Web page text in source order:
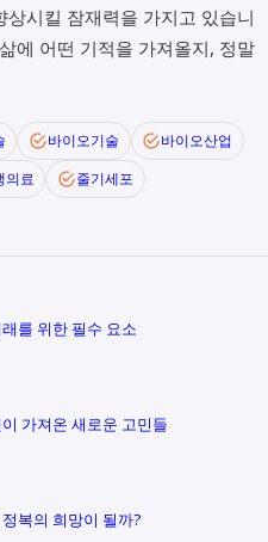
시킬 잠재력을 가지고 있습니
에 어떤 기적을 가져올지, 정말
바이오기술
바이오산업
의료
줄기세포
를 위한 필수 요소
가져온 새로운 고민들
복의 희망이 될까?